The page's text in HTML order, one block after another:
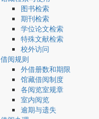
图书检索
期刊检索
学位论文检索
特殊文献检索
校外访问
借阅规则
外借册数和期限
馆藏借阅制度
各阅览室规章
室内阅览
逾期与遗失